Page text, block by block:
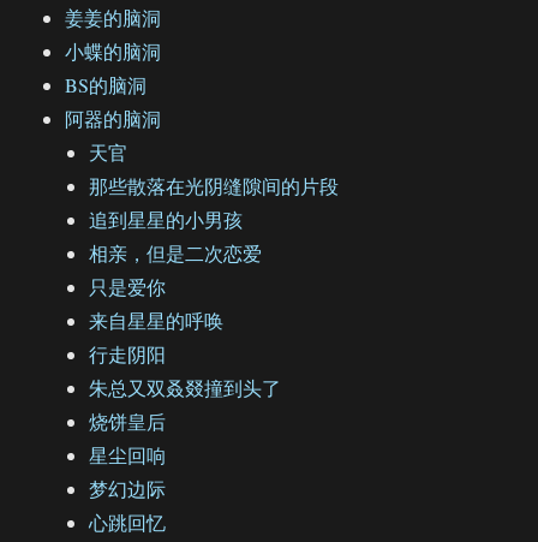
姜姜的脑洞
小蝶的脑洞
BS的脑洞
阿器的脑洞
天官
那些散落在光阴缝隙间的片段
追到星星的小男孩
相亲，但是二次恋爱
只是爱你
来自星星的呼唤
行走阴阳
朱总又双叒叕撞到头了
烧饼皇后
星尘回响
梦幻边际
心跳回忆